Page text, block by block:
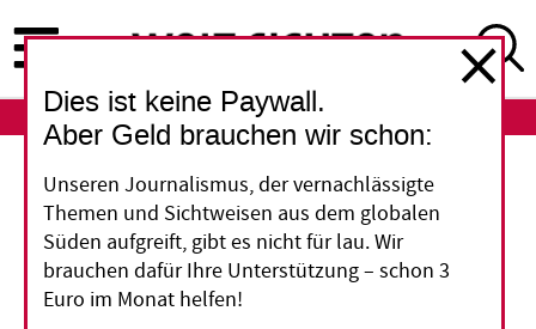
zum
Inhalt
ABO
Pandemie
Das Virus und andere
Krisen
Dies ist keine Paywall.
Aber Geld brauchen wir schon:
Unseren Journalismus, der vernachlässigte
Themen und Sichtweisen aus dem globalen
Süden aufgreift, gibt es nicht für lau. Wir
brauchen dafür Ihre Unterstützung – schon 3
Euro im Monat helfen!